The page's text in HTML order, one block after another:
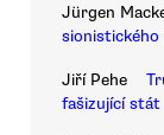
Jürgen
sionistického
Jiří Pehe
fašizující stát